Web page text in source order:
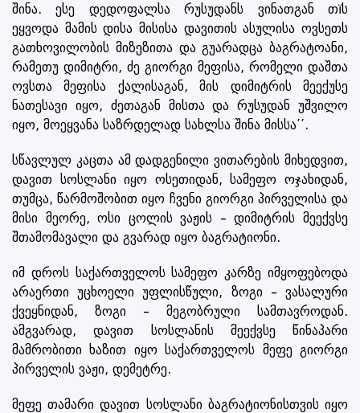
შინა. ესე დედოფალსა რუსუდანს ვინათგან თïს
ეყვოდა მამის დისა მისისა დავითის ასულისა ოვსეთს
გათხოვილობის მიზეზითა და გუარადცა ბაგრატოანი,
რამეთუ დიმიტრი, ძე გიორგი მეფისა, რომელი დაშთა
ოვსთა მეფისა ქალისაგან, მის დიმიტრის მეექუსე
ნათესავი იყო, ძეთაგან მისთა და რუსუდან უშვილო
იყო, მოეყვანა საზრდელად სახლსა შინა მისსა’’.
სწავლულ კაცთა ამ დადგენილი ვითარების მიხედვით,
დავით სოსლანი იყო ოსეთიდან, სამეფო ოჯახიდან,
თუმცა, წარმოშობით იყო ჩვენი გიორგი პირველისა და
მისი მეორე, ოსი ცოლის ვაჟის – დიმიტრის მეექვსე
შთამომავალი და გვარად იყო ბაგრატიონი.
იმ დროს საქართველოს სამეფო კარზე იმყოფებოდა
არაერთი უცხოელი უფლისწული, ზოგი – ვასალური
ქვეყნიდან, ზოგი – მეგობრული სამთავროდან.
ამგვარად, დავით სოსლანის მეექვსე წინაპარი
მამრობითი ხაზით იყო საქართველოს მეფე გიორგი
პირველის ვაჟი, დემეტრე.
მეფე თამარი დავით სოსლანი ბაგრატიონისთვის იყო